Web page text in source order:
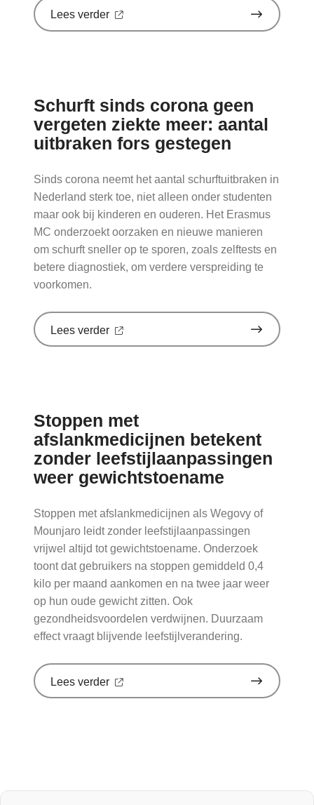
Lees verder over
gebruik
toe'
op
Nationale
zorggids
Schurft sinds corona geen
vergeten ziekte meer: aantal
uitbraken fors gestegen
Sinds corona neemt het aantal schurftuitbraken in
Nederland sterk toe, niet alleen onder studenten
maar ook bij kinderen en ouderen. Het Erasmus
MC onderzoekt oorzaken en nieuwe manieren
om schurft sneller op te sporen, zoals zelftests en
betere diagnostiek, om verdere verspreiding te
voorkomen.
Lees verder over
meer:
aantal
uitbraken
fors
gestegen'
op
zorggids
Stoppen met
afslankmedicijnen betekent
zonder leefstijlaanpassingen
weer gewichtstoename
Stoppen met afslankmedicijnen als Wegovy of
Mounjaro leidt zonder leefstijlaanpassingen
vrijwel altijd tot gewichtstoename. Onderzoek
toont dat gebruikers na stoppen gemiddeld 0,4
kilo per maand aankomen en na twee jaar weer
op hun oude gewicht zitten. Ook
gezondheidsvoordelen verdwijnen. Duurzaam
effect vraagt blijvende leefstijlverandering.
Lees verder over